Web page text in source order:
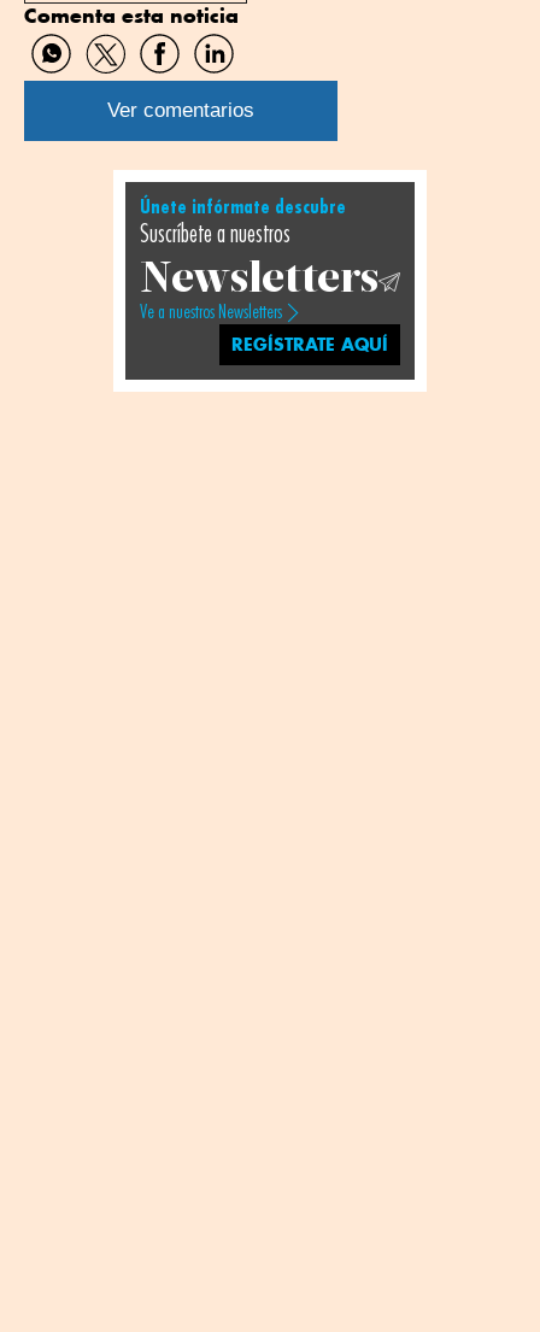
Comenta esta noticia
Compartir
por
WhatsApp
Compartir
por
Twitter
Compartir
por
Facebook
Compartir
por
Linkedin
Ver comentarios
Únete infórmate descubre
Suscríbete a nuestros
Newsletters
Ve a nuestros Newsletters
REGÍSTRATE AQUÍ